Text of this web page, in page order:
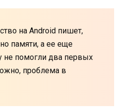
на Android пишет,
памяти, а ее еще
не помогли два первых
проблема в